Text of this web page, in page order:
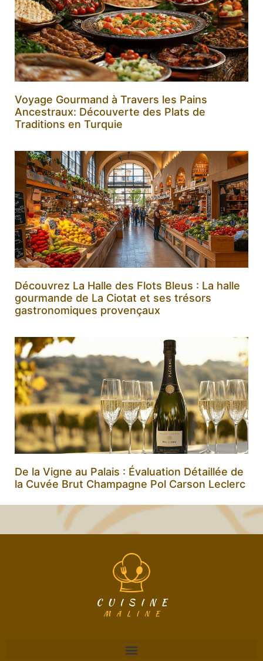
Voyage Gourmand à Travers les Pains
Ancestraux: Découverte des Plats de
Traditions en Turquie
Découvrez La Halle des Flots Bleus : La halle
gourmande de La Ciotat et ses trésors
gastronomiques provençaux
De la Vigne au Palais : Évaluation Détaillée de
la Cuvée Brut Champagne Pol Carson Leclerc